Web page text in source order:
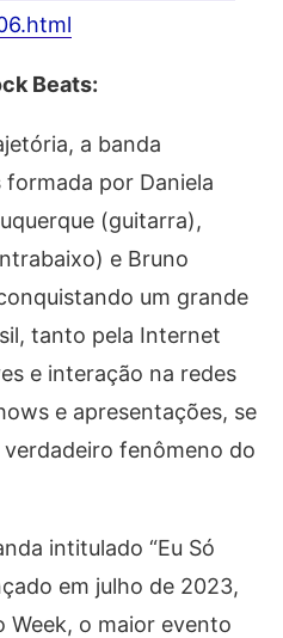
Beats:
a banda
formada por Daniela
(guitarra),
e Bruno
um grande
tanto pela Internet
e interação na redes
e apresentações, se
fenômeno do
intitulado “Eu Só
em julho de 2023,
Week, o maior evento